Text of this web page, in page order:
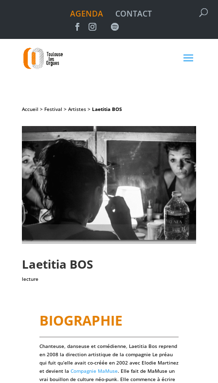
AGENDA CONTACT
Accueil > Festival > Artistes > Laetitia BOS
Laetitia BOS
lecture
BIOGRAPHIE
Chanteuse, danseuse et comédienne, Laetitia Bos reprend
en 2008 la direction artistique de la compagnie Le préau
qui fuit qu’elle avait co-créée en 2002 avec Elodie Martinez
et devient la Compagnie MaMuse. Elle fait de MaMuse un
vrai bouillon de culture néo-punk. Elle commence à écrire